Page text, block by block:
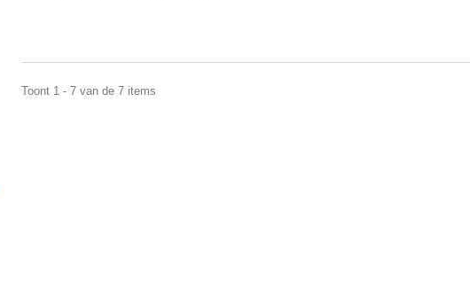
Toont 1 - 7 van de 7 items